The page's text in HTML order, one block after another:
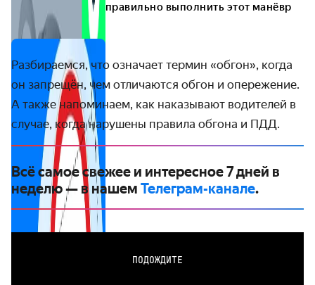
правильно выполнить этот манёвр
Разбираемся, что означает термин «обгон», когда
он запрещён, чем отличаются обгон и опережение.
А также напоминаем, как наказывают водителей в
случае, когда нарушены правила обгона и ПДД.
Всё самое свежее и интересное 7 дней в
неделю — в нашем Телеграм-канале.
ПОДОЖДИТЕ